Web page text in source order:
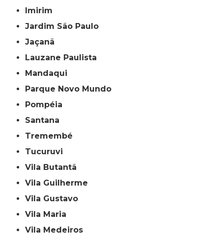
Imirim
Jardim São Paulo
Jaçanã
Lauzane Paulista
Mandaqui
Parque Novo Mundo
Pompéia
Santana
Tremembé
Tucuruvi
Vila Butantã
Vila Guilherme
Vila Gustavo
Vila Maria
Vila Medeiros